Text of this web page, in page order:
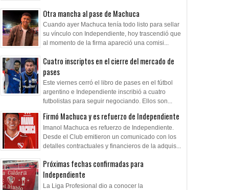
Otra mancha al pase de Machuca
Cuando ayer Machuca tenía todo listo para sellar
su vínculo con Independiente, hoy trascendió que
al momento de la firma apareció una comisi...
Cuatro inscriptos en el cierre del mercado de
pases
Este viernes cerró el libro de pases en el fútbol
argentino e Independiente inscribió a cuatro
futbolistas para seguir negociando. Ellos son...
Firmó Machuca y es refuerzo de Independiente
Imanol Machuca es refuerzo de Independiente.
Desde el Club emitieron un comunicado con los
detalles contractuales y financieros de la adquis...
Próximas fechas confirmadas para
Independiente
La Liga Profesional dio a conocer la